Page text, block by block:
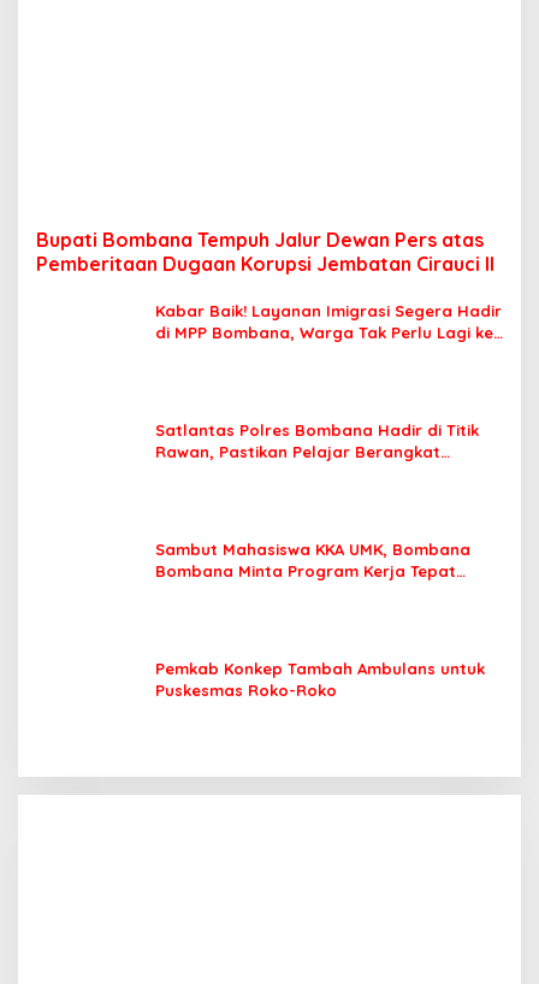
Bupati Bombana Tempuh Jalur Dewan Pers atas
Pemberitaan Dugaan Korupsi Jembatan Cirauci II
Kabar Baik! Layanan Imigrasi Segera Hadir
di MPP Bombana, Warga Tak Perlu Lagi ke
Satlantas Polres Bombana Hadir di Titik
Rawan, Pastikan Pelajar Berangkat
Sambut Mahasiswa KKA UMK, Bombana
Bombana Minta Program Kerja Tepat
Pemkab Konkep Tambah Ambulans untuk
Puskesmas Roko-Roko